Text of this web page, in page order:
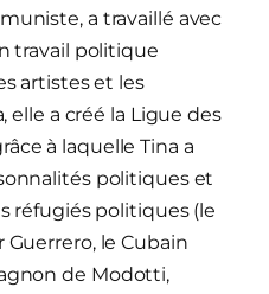
a travaillé avec
travail politique
artistes et les
elle a créé la Ligue des
à laquelle Tina a
politiques et
réfugiés politiques (le
le Cubain
de Modotti,